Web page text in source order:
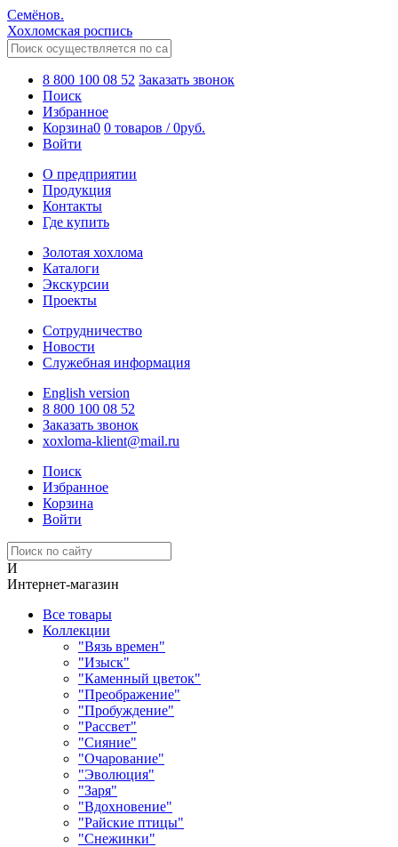
Семёнов.
Хохломская роспись
8 800 100 08 52 Заказать звонок
Поиск
Избранное
Корзина0 0 товаров /0руб.
Войти
О предприятии
Продукция
Контакты
Где купить
Золотая хохлома
Каталоги
Экскурсии
Проекты
Сотрудничество
Новости
Служебная информация
English version
8 800 100 08 52
Заказать звонок
xoxloma-klient@mail.ru
Поиск
Избранное
Корзина
Войти
И
Интернет-магазин
Все товары
Коллекции
"Вязь времен"
"Изыск"
"Каменный цветок"
"Преображение"
"Пробуждение"
"Рассвет"
"Сияние"
"Очарование"
"Эволюция"
"Заря"
"Вдохновение"
"Райские птицы"
"Снежинки"